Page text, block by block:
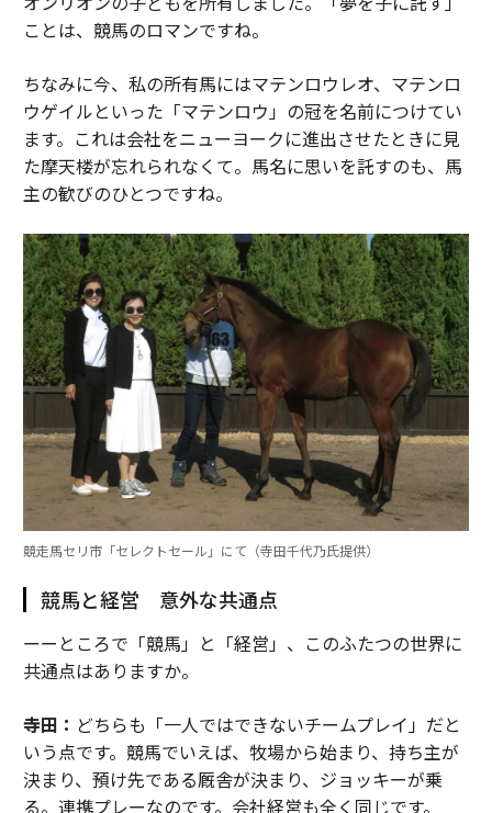
ことは、競馬のロマンですね。
ちなみに今、私の所有馬にはマテンロウレオ、マテンロ
ウゲイルといった「マテンロウ」の冠を名前につけてい
ます。これは会社をニューヨークに進出させたときに見
た摩天楼が忘れられなくて。馬名に思いを託すのも、馬
主の歓びのひとつですね。
競走馬セリ市「セレクトセール」にて（寺田千代乃氏提供）
競馬と経営 意外な共通点
ーーところで「競馬」と「経営」、このふたつの世界に
共通点はありますか。
寺田： どちらも「一人ではできないチームプレイ」だと
いう点です。競馬でいえば、牧場から始まり、持ち主が
決まり、預け先である厩舎が決まり、ジョッキーが乗
る。連携プレーなのです。会社経営も全く同じです。